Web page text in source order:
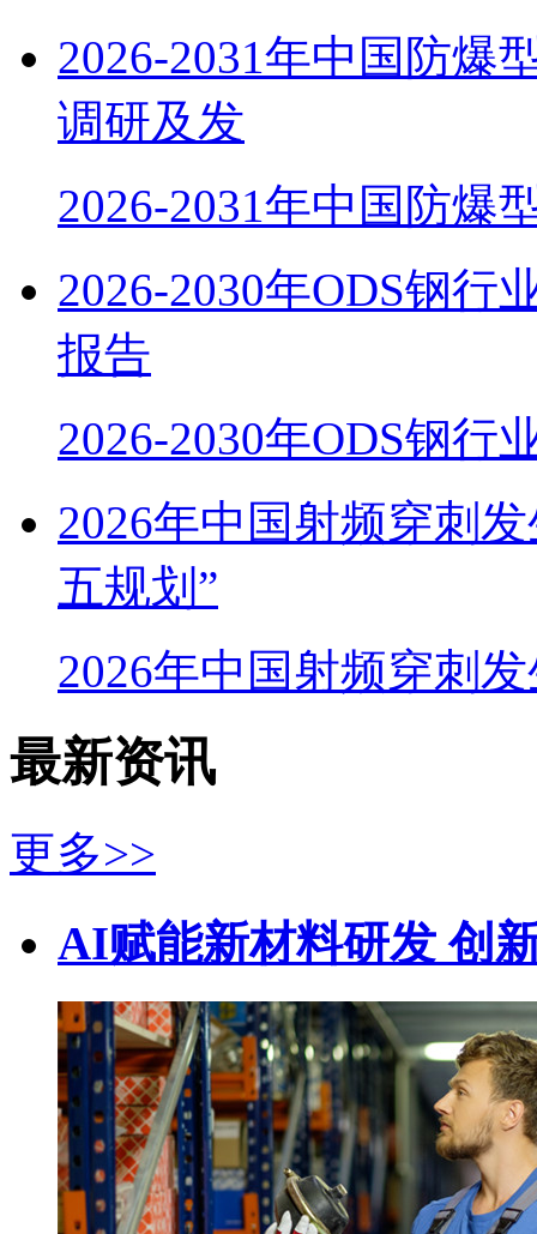
2026-2031年中国防爆
调研及发
2026-2031年中国防爆
2026-2030年ODS钢行
报告
2026-2030年ODS钢行
2026年中国射频穿刺
五规划”
2026年中国射频穿刺
最新资讯
更多>>
AI赋能新材料研发 创